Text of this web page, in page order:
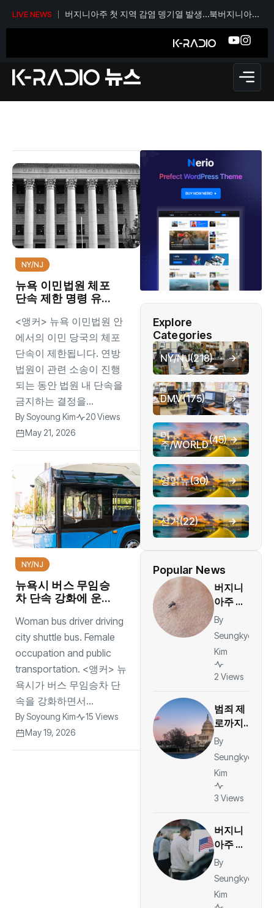
LIVE NEWS
버지니아주 첫 지역 감염 뎅기열 발생…북버지니아
보건당국 모기 감시 강화
NY/NJ
뉴욕 이민법원 체포
단속 제한 명령 유
행 금지
<앵커> 뉴욕 이민법원 안
에서의 이민 당국의 체포
단속이 제한됩니다. 연방
법원이 관련 소송이 진행
되는 동안 법원 내 단속을
금지하는 결정을...
BySoyoung Kim
20 Views
May 21, 2026
NY/NJ
뉴욕시 버스 무임승
차 단속 강화에 운행
Woman bus driver driving
city shuttle bus. Female
occupation and public
transportation. <앵커> 뉴
욕시가 버스 무임승차 단
속을 강화하면서...
BySoyoung Kim
15 Views
May 19, 2026
Explore
Categories
NY/NJ(218)
DMV(175)
미
주/WORLD(45)
영읽뉴(30)
선거(22)
Popular News
버지니
아주 첫
지역 감
염 뎅기
열 발
생…북버
지니아
감시 강
화
By
Seungkyo
Kim
2 Views
범죄 제
로까지
간다…워
싱턴DC
주 방위
군 1년,
안전인
가
By
Seungkyo
Kim
3 Views
버지니
아주 오
늘 예비
선거…한
인사회
관심 속
By
Seungkyo
Kim